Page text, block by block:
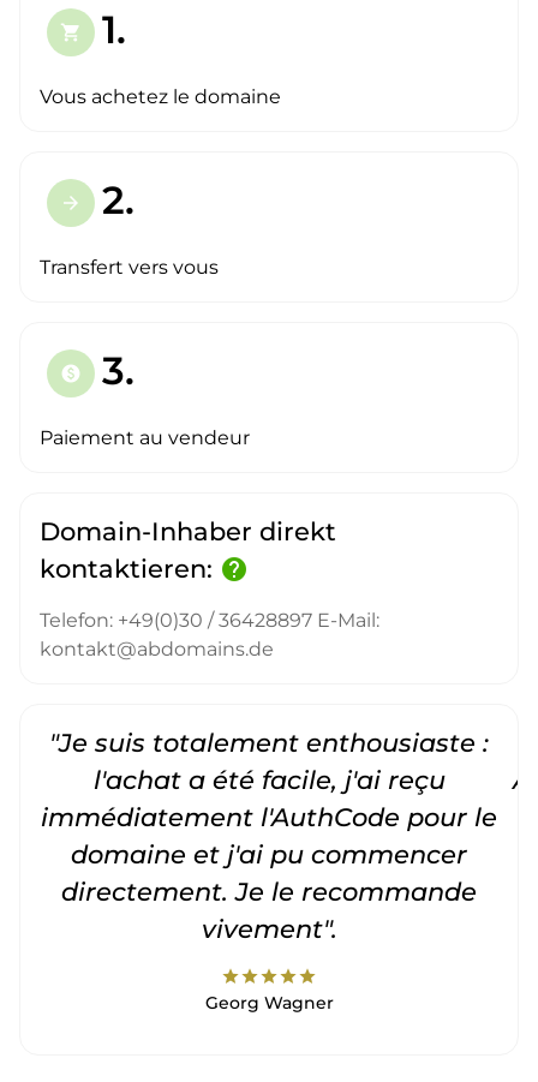
shopping_cart 1.
Vous achetez le domaine
arrow_forward 2.
Transfert vers vous
paid 3.
Paiement au vendeur
Domain-Inhaber direkt
kontaktieren: help
Telefon: +49(0)30 / 36428897 E-Mail:
kontakt@abdomains.de
"Je suis totalement enthousiaste :
l'achat a été facile, j'ai reçu
immédiatement l'AuthCode pour le
domaine et j'ai pu commencer
directement. Je le recommande
vivement".
starstarstarstarstar
Georg Wagner